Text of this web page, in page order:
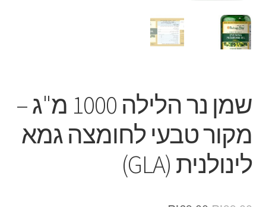
שמן נר הלילה 1000 מ"ג –
מקור טבעי לחומצה גמא
לינולנית (GLA)